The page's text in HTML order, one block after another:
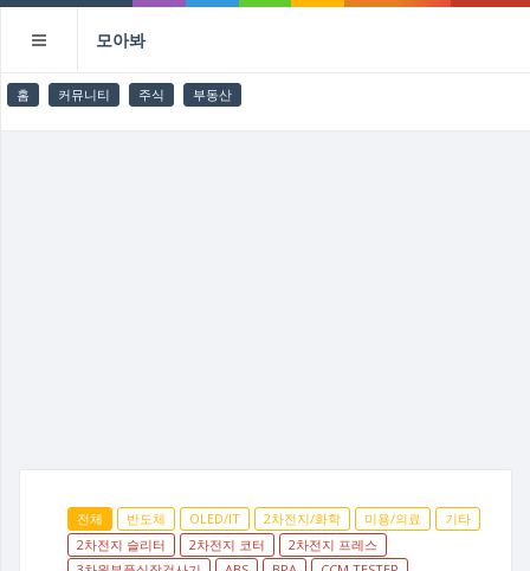
모아봐
홈 커뮤니티 주식 부동산
전체 반도체 OLED/IT 2차전지/화학 미용/의료
기타
2차전지 슬리터
2차전지 코터
2차전지 프레스